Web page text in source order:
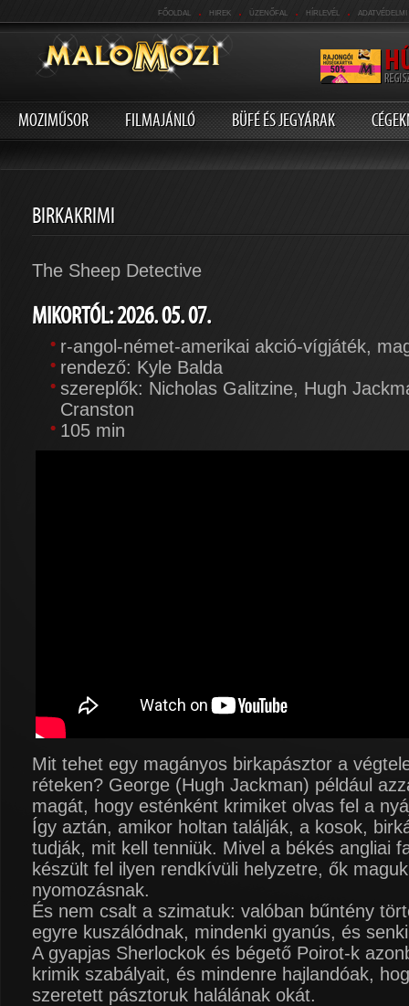
FŐOLDAL . HIREK . ÜZENŐFAL . HÍRLEVÉL . ADATVÉDELMI
MOZIMŰSOR FILMAJÁNLÓ BÜFÉ ÉS JEGYÁRAK
BIRKAKRIMI
The Sheep Detective
MIKORTÓL: 2026. 05. 07.
r-angol-német-amerikai akció-vígjáték,
rendező: Kyle Balda
szereplők: Nicholas Galitzine, Hugh
Cranston
105 min
Mit tehet egy magányos birkapásztor a
réteken? George (Hugh Jackman) például
magát, hogy esténként krimiket olvas fel a
Így aztán, amikor holtan találják, a kosok,
tudják, mit kell tenniük. Mivel a békés angliai
készült fel ilyen rendkívüli helyzetre, ők
nyomozásnak.
És nem csalt a szimatuk: valóban bűntény
egyre kuszálódnak, mindenki gyanús, és
A gyapjas Sherlockok és bégető Poirot-k
krimik szabályait, és mindenre hajlandóak,
szeretett pásztoruk halálának okát.